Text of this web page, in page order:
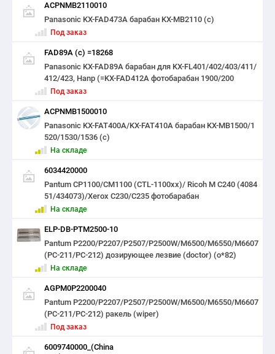
ACPNMB2110010
Panasonic KX-FAD473A барабан KX-MB2110 (с)
Под заказ
FAD89A (с) =18268
Panasonic KX-FAD89А барабан для KX-FL401/402/403/411/
412/423, Hanp (=KX-FAD412А фотобарабан 1900/200
Под заказ
ACPNMB1500010
Panasonic KX-FAT400A/KX-FAT410A барабан KX-MB1500/1
520/1530/1536 (c)
На складе
6034420000
Pantum CP1100/CM1100 (CTL-1100xx)/ Ricoh M C240 (4084
51/434073)/Xerox C230/C235 фотобарабан
На складе
ELP-DB-PTM2500-10
Pantum P2200/P2207/P2507/P2500W/M6500/M6550/M6607
(PC-211/PC-212) дозирующее лезвие (doctor) (o*82)
На складе
AGPM0P2200040
Pantum P2200/P2207/P2507/P2500W/M6500/M6550/M6607
(PC-211/PC-212) ракель (wiper)
Под заказ
6009740000_(China